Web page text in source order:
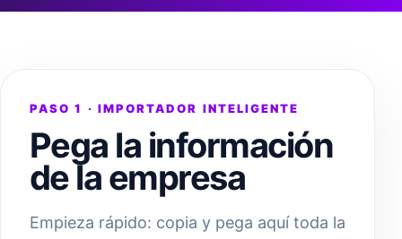
PASO 1 · IMPORTADOR INTELIGENTE
Pega la información
de la empresa
Empieza rápido: copia y pega aquí toda la